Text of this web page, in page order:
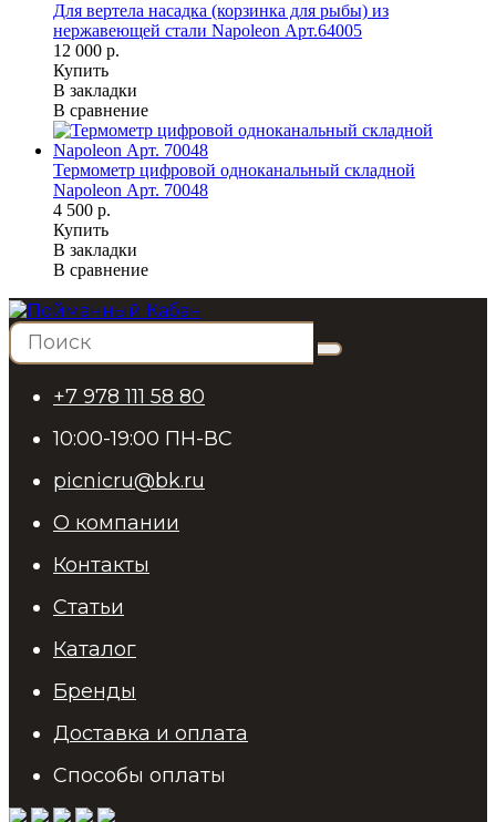
Для вертела насадка (корзинка для рыбы) из
нержавеющей стали Napoleon Арт.64005
12 000 р.
Купить
В закладки
В сравнение
Термометр цифровой одноканальный складной
Napoleon Арт. 70048
4 500 р.
Купить
В закладки
В сравнение
+7 978 111 58 80
10:00-19:00 ПН-ВС
picnicru@bk.ru
О компании
Контакты
Статьи
Каталог
Бренды
Доставка и оплата
Способы оплаты